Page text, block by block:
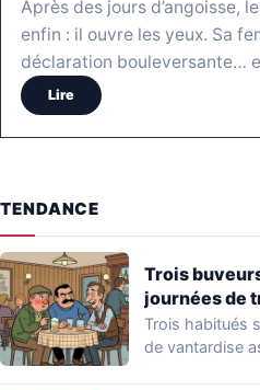
Après des jours d’angoisse,
enfin : il ouvre les yeux. Sa
déclaration bouleversante…
Lire
TENDANCE
Trois
journées de
Trois habitués
de vantardise